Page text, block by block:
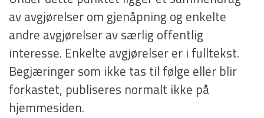
av avgjørelser om gjenåpning og enkelte
andre avgjørelser av særlig offentlig
interesse. Enkelte avgjørelser er i fulltekst.
Begjæringer som ikke tas til følge eller blir
forkastet, publiseres normalt ikke på
hjemmesiden.